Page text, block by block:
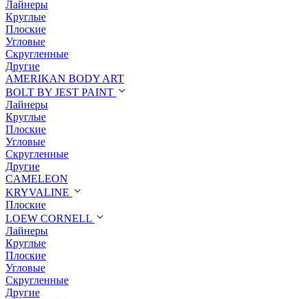
Лайнеры
Круглые
Плоские
Угловые
Скругленные
Другие
AMERIKAN BODY ART
BOLT BY JEST PAINT
Лайнеры
Круглые
Плоские
Угловые
Скругленные
Другие
CAMELEON
KRYVALINE
Плоские
LOEW CORNELL
Лайнеры
Круглые
Плоские
Угловые
Скругленные
Другие